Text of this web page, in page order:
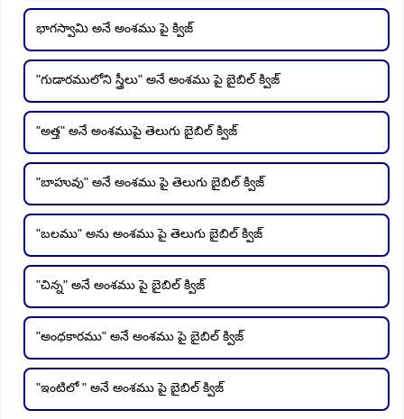
భాగస్వామి అనే అంశము పై క్విజ్
"గుడారములోని స్త్రీలు" అనే అంశము పై బైబిల్ క్విజ్
"అత్త" అనే అంశముపై తెలుగు బైబిల్ క్విజ్
"బాహువు" అనే అంశము పై తెలుగు బైబిల్ క్విజ్
"బలము" అను అంశము పై తెలుగు బైబిల్ క్విజ్
"చిన్న" అనే అంశము పై బైబిల్ క్విజ్
"అంధకారము" అనే అంశము పై బైబిల్ క్విజ్
"ఇంటిలో " అనే అంశము పై బైబిల్ క్విజ్